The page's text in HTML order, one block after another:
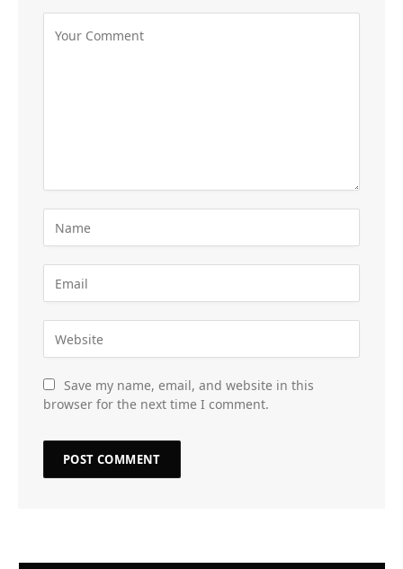
Save my name, email, and website in this
browser for the next time I comment.